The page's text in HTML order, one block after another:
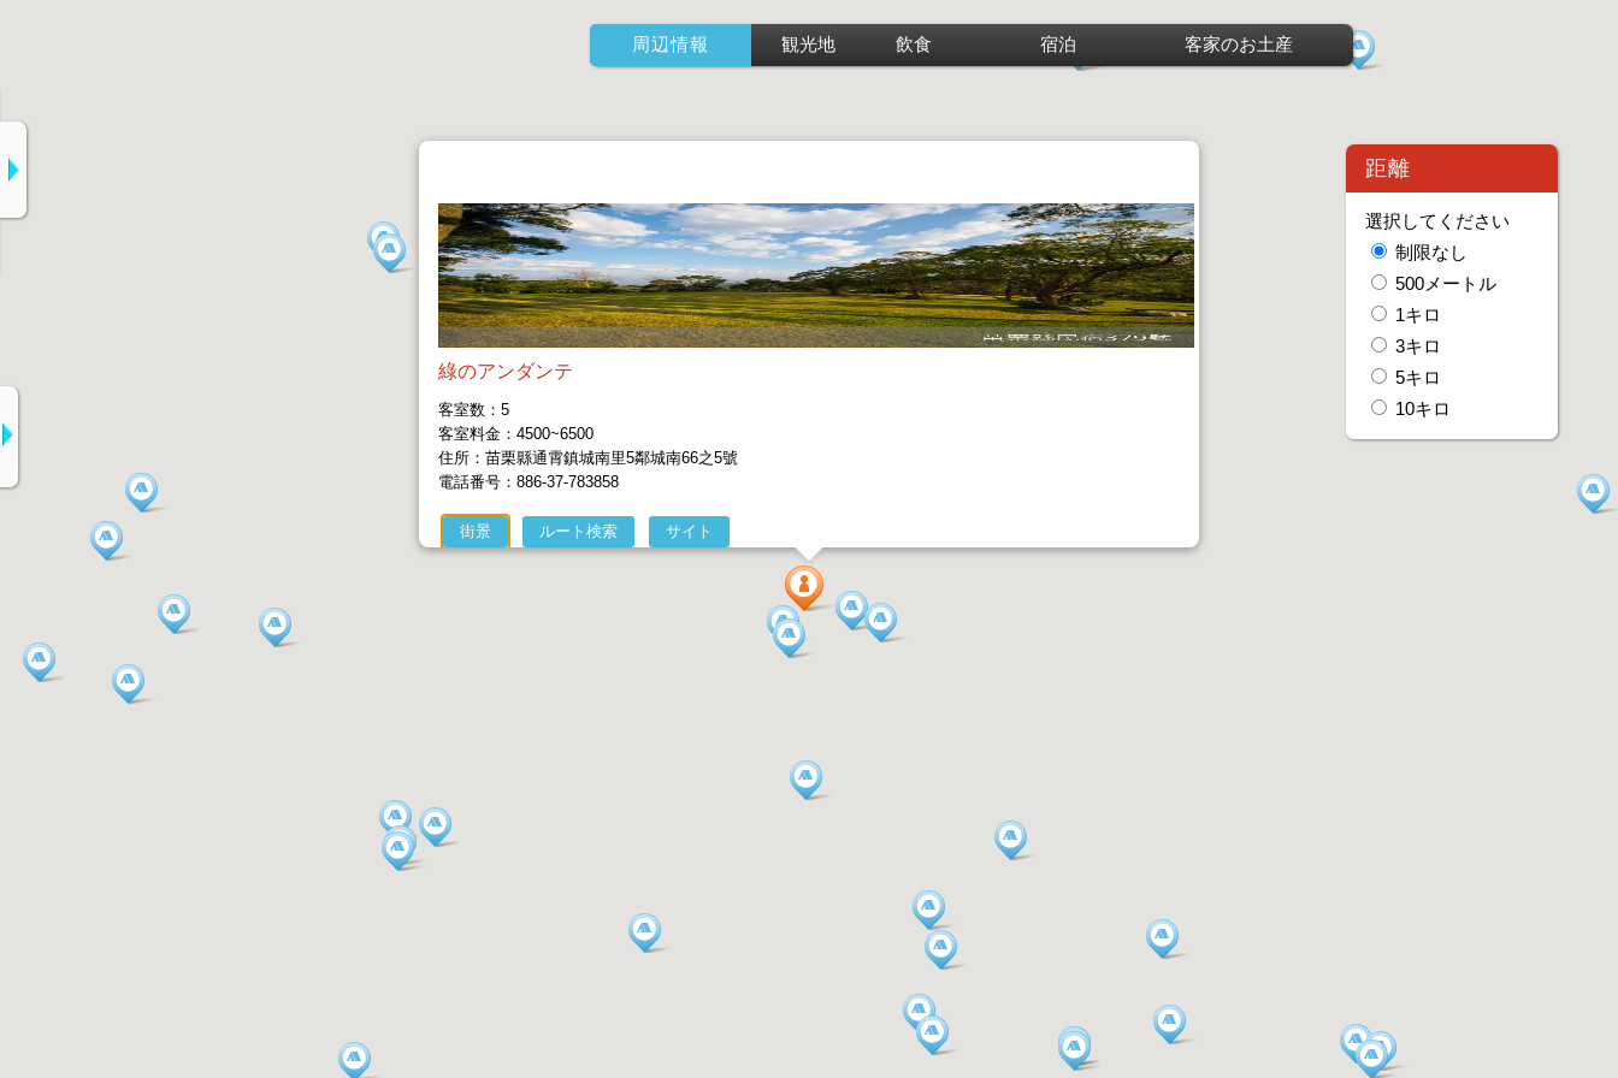
周辺情報 観光地 飲食 宿泊 客家のお土産
距離
選択してください
制限なし
500メートル
1キロ
3キロ
5キロ
10キロ
綠のアンダンテ
客室数：5
客室料金：4500~6500
住所：苗栗縣通霄鎮城南里5鄰城南66之5號
電話番号：886-37-783858
街景 ルート検索 サイト